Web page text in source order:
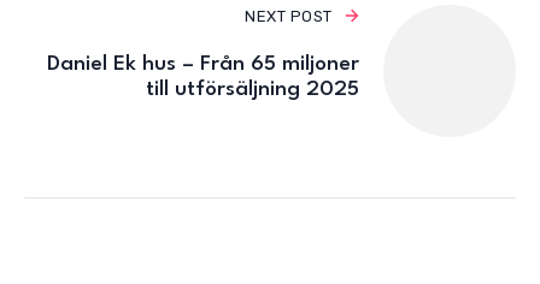
NEXT POST
Daniel Ek hus – Från 65 miljoner
till utförsäljning 2025